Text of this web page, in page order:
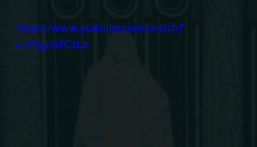
https://www.youtube.com/watch?
v=F2gLIsFG3Lo